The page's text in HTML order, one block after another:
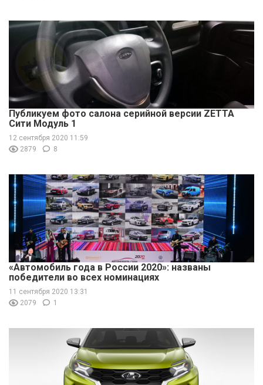
Публикуем фото салона серийной версии ZETTA
Сити Модуль 1
12 сентября 2020 11:59
2879
8
«Автомобиль года в России 2020»: названы
победители во всех номинациях
11 сентября 2020 13:31
2079
1